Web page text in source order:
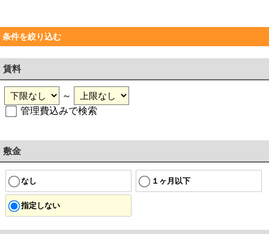
条件を絞り込む
賃料
～
管理費込みで検索
敷金
なし １ヶ月以下
指定しない